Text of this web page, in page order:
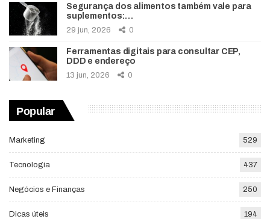
Segurança dos alimentos também vale para
suplementos:…
29 jun, 2026 0
Ferramentas digitais para consultar CEP,
DDD e endereço
13 jun, 2026 0
Popular
Marketing 529
Tecnologia 437
Negócios e Finanças 250
Dicas úteis 194